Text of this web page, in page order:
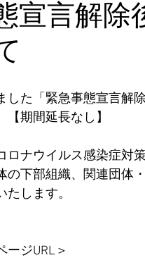
宣言解除
した「緊急事態宣言解
【期間延長なし】
ロナウイルス感染症対
の下部組織、関連団体
たします。
ージURL＞